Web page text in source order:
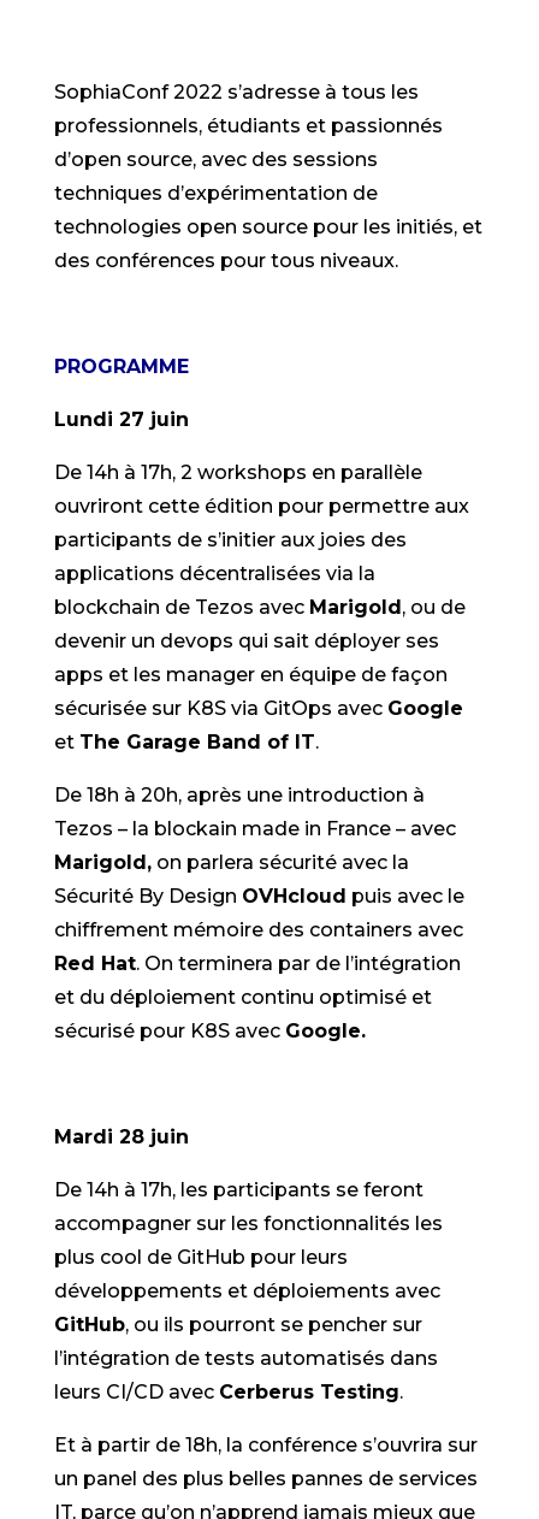
SophiaConf 2022 s’adresse à tous les
professionnels, étudiants et passionnés
d’open source, avec des sessions
techniques d’expérimentation de
technologies open source pour les initiés, et
des conférences pour tous niveaux.
PROGRAMME
Lundi 27 juin
De 14h à 17h, 2 workshops en parallèle
ouvriront cette édition pour permettre aux
participants de s’initier aux joies des
applications décentralisées via la
blockchain de Tezos avec Marigold, ou de
devenir un devops qui sait déployer ses
apps et les manager en équipe de façon
sécurisée sur K8S via GitOps avec Google
et The Garage Band of IT.
De 18h à 20h, après une introduction à
Tezos – la blockain made in France – avec
Marigold,on parlera sécurité avec la
Sécurité By Design OVHcloud puis avec le
chiffrement mémoire des containers avec
Red Hat. On terminera par de l’intégration
et du déploiement continu optimisé et
sécurisé pour K8S avec Google.
Mardi 28 juin
De 14h à 17h, les participants se feront
accompagner sur les fonctionnalités les
plus cool de GitHub pour leurs
développements et déploiements avec
GitHub, ou ils pourront se pencher sur
l’intégration de tests automatisés dans
leurs CI/CD avec Cerberus Testing.
Et à partir de 18h, la conférence s’ouvrira sur
un panel des plus belles pannes de services
IT, parce qu’on n’apprend jamais mieux que